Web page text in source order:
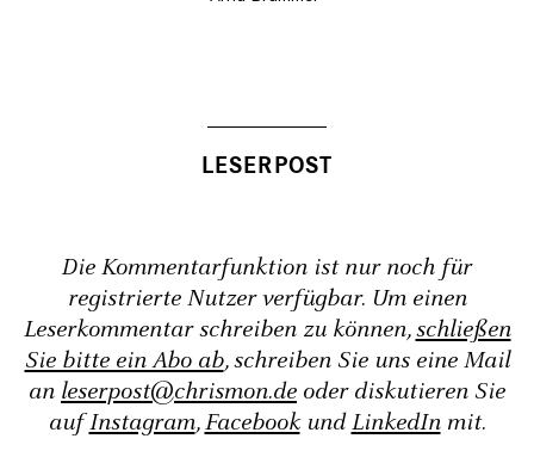
Die Kommentarfunktion ist nur noch für
registrierte Nutzer verfügbar. Um einen
Leserkommentar schreiben zu können,schließen
Sie bitte ein Abo ab, schreiben Sie uns eine Mail
an leserpost@chrismon.de oder diskutieren Sie
aufInstagram,FacebookundLinkedInmit.